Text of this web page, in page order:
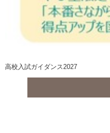
高校入試ガイダンス2027